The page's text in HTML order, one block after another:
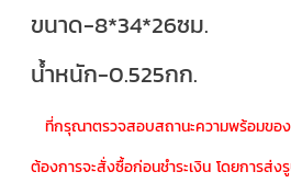
ขนาด-8*34*26ซม.
น้ำหนัก-0.525กก.
ที่กรุณาตรวจสอบสถานะความพร้อมขอ
ต้องการจะสั่งซื้อก่อนชำระเงิน โดยการส่ง